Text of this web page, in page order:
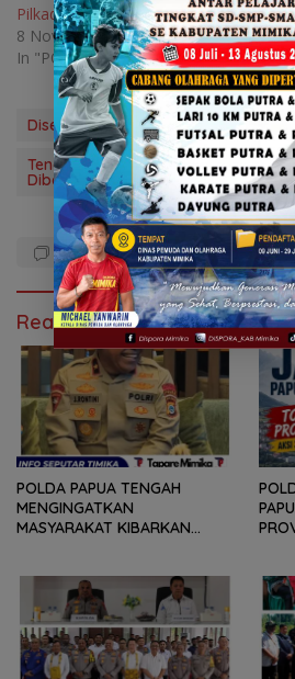
Pilkada Dilakukan H-3
8 November 2024
In "POLITIK"
Disela-Sela Pleno KPU Mimika
Tenaga Helper Logistik Pemilu
Dibayarkan
Read Also
POLDA PAPUA TENGAH
MENGINGATKAN
MASYARAKAT KIBARKAN